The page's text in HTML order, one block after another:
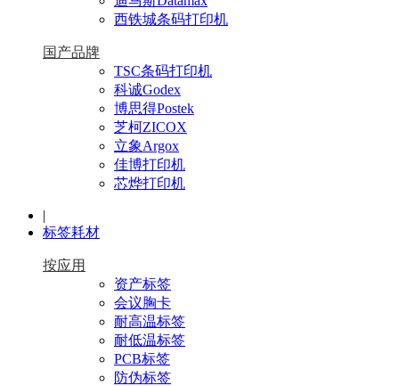
西铁城条码打印机
国产品牌
TSC条码打印机
科诚Godex
博思得Postek
芝柯ZICOX
立象Argox
佳博打印机
芯烨打印机
|
标签耗材
按应用
资产标签
会议胸卡
耐高温标签
耐低温标签
PCB标签
防伪标签